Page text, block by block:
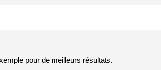
pour de meilleurs résultats.